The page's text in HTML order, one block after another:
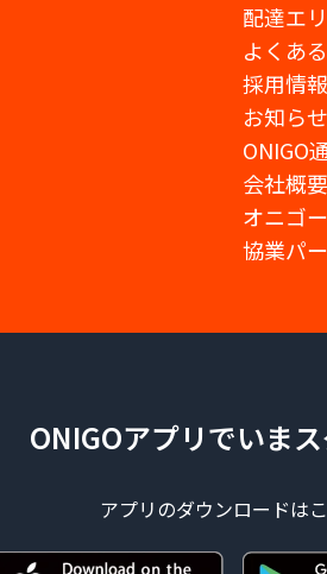
配達エ
よくあ
採用情報
お知らせ
ONIGO
会社概要
オニゴ
協業パ
ONIGOアプリでいま
アプリのダウンロードは